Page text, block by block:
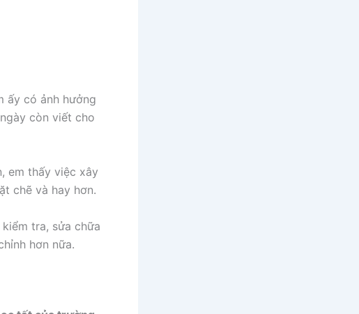
ấy có ảnh hưởng
còn viết cho
em thấy việc xây
chẽ và hay hơn.
tra, sửa chữa
hơn nữa.